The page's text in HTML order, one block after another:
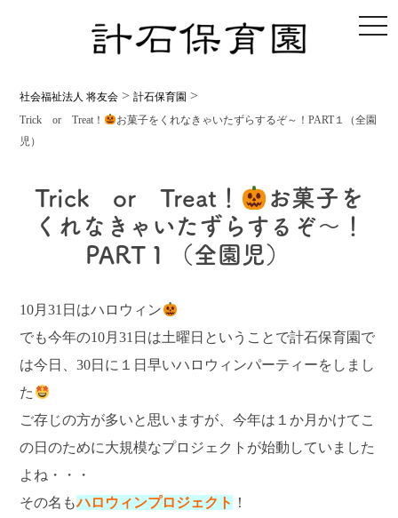
社会福祉法人 将友会 >計石保育園 >
Trick or Treat！
お菓子をくれなきゃいたずらするぞ～！PART１（全園
児）
Trick or Treat！
お菓子を
くれなきゃいたずらするぞ～！
PART１（全園児）
10月31日はハロウィン
でも今年の10月31日は土曜日ということで計石保育園で
は今日、30日に１日早いハロウィンパーティーをしまし
た
ご存じの方が多いと思いますが、今年は１か月かけてこ
の日のために大規模なプロジェクトが始動していました
よね・・・
その名もハロウィンプロジェクト ！